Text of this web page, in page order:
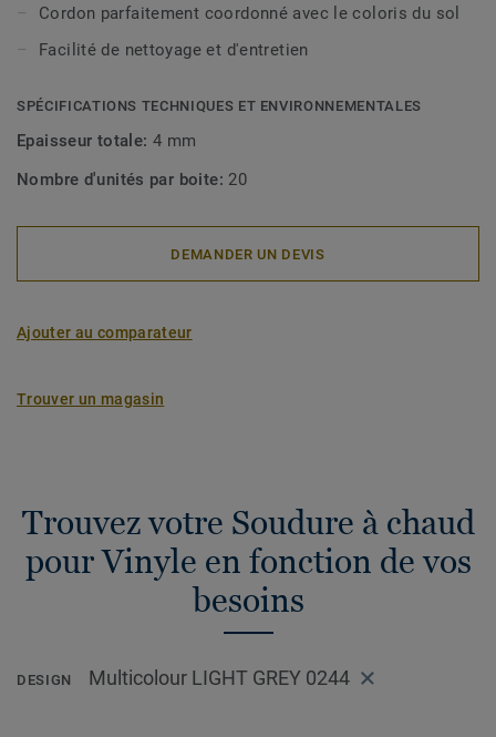
Cordon parfaitement coordonné avec le coloris du sol
Facilité de nettoyage et d'entretien
SPÉCIFICATIONS TECHNIQUES ET ENVIRONNEMENTALES
Epaisseur totale: 4 mm
Nombre d'unités par boite: 20
DEMANDER UN DEVIS
Ajouter au comparateur
Trouver un magasin
Trouvez votre Soudure à chaud
pour Vinyle en fonction de vos
besoins
DESIGN Multicolour LIGHT GREY 0244